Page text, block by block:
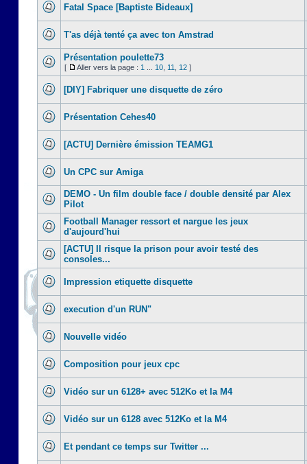
Fatal Space [Baptiste Bideaux]
T'as déjà tenté ça avec ton Amstrad
Présentation poulette73
[ Aller vers la page : 1 10 11 12 ]
[DIY] Fabriquer une disquette de zéro
Présentation Cehes40
[ACTU] Dernière émission TEAMG1
Un CPC sur Amiga
DEMO - Un film double face / double densité par Alex
Pilot
Football Manager ressort et nargue les jeux
d'aujourd'hui
[ACTU] Il risque la prison pour avoir testé des
consoles...
Impression etiquette disquette
execution d'un RUN"
Nouvelle vidéo
Composition pour jeux cpc
Vidéo sur un 6128+ avec 512Ko et la M4
Vidéo sur un 6128 avec 512Ko et la M4
Et pendant ce temps sur Twitter ...